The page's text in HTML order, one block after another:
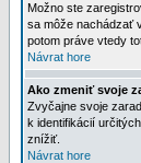
Možno ste
sa môže nachádzať
potom práve vtedy
Návrat hore
Ako zmeniť svoje
Zvyčajne svoje
k identifikácií
znížiť.
Návrat hore